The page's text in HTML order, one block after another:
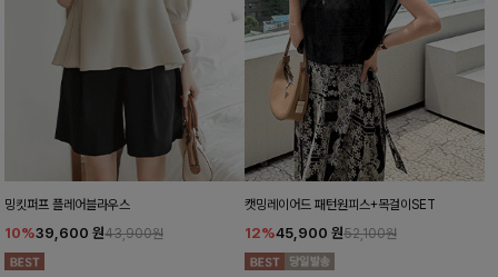
밍킷퍼프 플레어블라우스
10%39,600 원43,900원
캣밍레이어드 패턴원피스+목걸이SET
12%45,900 원52,100원